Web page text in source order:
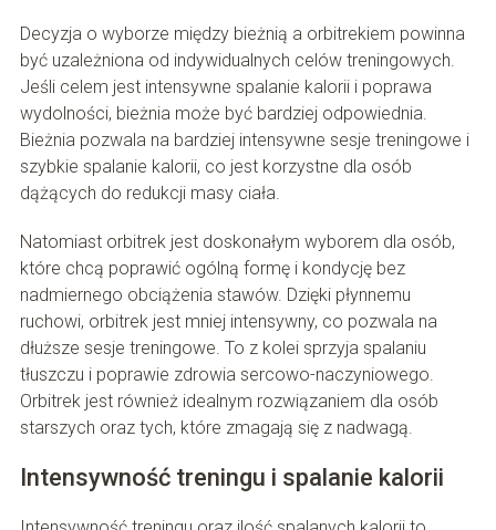
Decyzja o wyborze między bieżnią a orbitrekiem powinna
być uzależniona od indywidualnych celów treningowych.
Jeśli celem jest intensywne spalanie kalorii i poprawa
wydolności, bieżnia może być bardziej odpowiednia.
Bieżnia pozwala na bardziej intensywne sesje treningowe i
szybkie spalanie kalorii, co jest korzystne dla osób
dążących do redukcji masy ciała.
Natomiast orbitrek jest doskonałym wyborem dla osób,
które chcą poprawić ogólną formę i kondycję bez
nadmiernego obciążenia stawów. Dzięki płynnemu
ruchowi, orbitrek jest mniej intensywny, co pozwala na
dłuższe sesje treningowe. To z kolei sprzyja spalaniu
tłuszczu i poprawie zdrowia sercowo-naczyniowego.
Orbitrek jest również idealnym rozwiązaniem dla osób
starszych oraz tych, które zmagają się z nadwagą.
Intensywność treningu i spalanie kalorii